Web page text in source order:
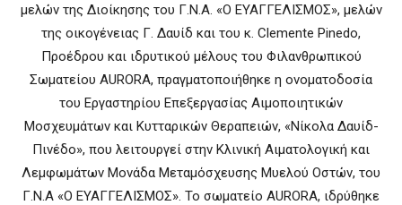
μελών της Διοίκησης του Γ.Ν.Α. «Ο ΕΥΑΓΓΕΛΙΣΜΟΣ», μελών
της οικογένειας Γ. Δαυίδ και του κ. Clemente Pinedo,
Προέδρου και ιδρυτικού μέλους του Φιλανθρωπικού
Σωματείου AURORA, πραγματοποιήθηκε η ονοματοδοσία
του Εργαστηρίου Επεξεργασίας Αιμοποιητικών
Μοσχευμάτων και Κυτταρικών Θεραπειών, «Νίκολα Δαυίδ-
Πινέδο», που λειτουργεί στην Κλινική Αιματολογική και
Λεμφωμάτων Μονάδα Μεταμόσχευσης Μυελού Οστών, του
Γ.Ν.Α «Ο ΕΥΑΓΓΕΛΙΣΜΟΣ». Το σωματείο AURORA, ιδρύθηκε